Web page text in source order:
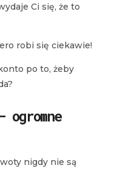
Ci się, że to
robi się ciekawie!
po to, żeby
nigdy nie są